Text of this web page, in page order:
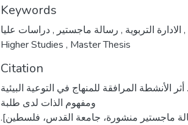
Keywords
الادارة التربوية , رسالة ماجستير , ,
Higher Studies , Master Thesis
Citation
سارة عبد الفتاح. (2001). أثر الأنشطة المرافقة للمنهاج في التوعية البيئية
ومفهوم الذات لدى طلبة
ماجستير منشورة، جامعة القدس، فلسطين].